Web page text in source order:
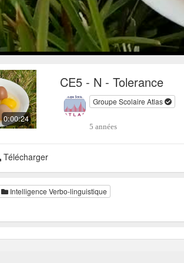
0:00:24
CE5 - N - Tolerance
Groupe Scolaire Atlas
5 années
Télécharger
Intelligence Verbo-linguistique